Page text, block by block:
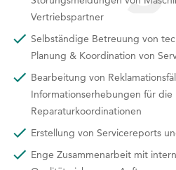
Vertriebspartner
Selbständige Betreuung von
Planung & Koordination von
Bearbeitung von
Informationserhebungen für
Reparaturkoordinationen
Erstellung von Servicereports
Enge Zusammenarbeit mit